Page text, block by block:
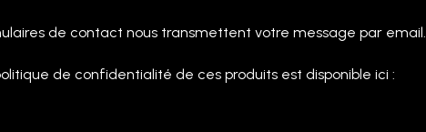
de contact nous transmettent votre message par email.
de confidentialité de ces produits est disponible ici :